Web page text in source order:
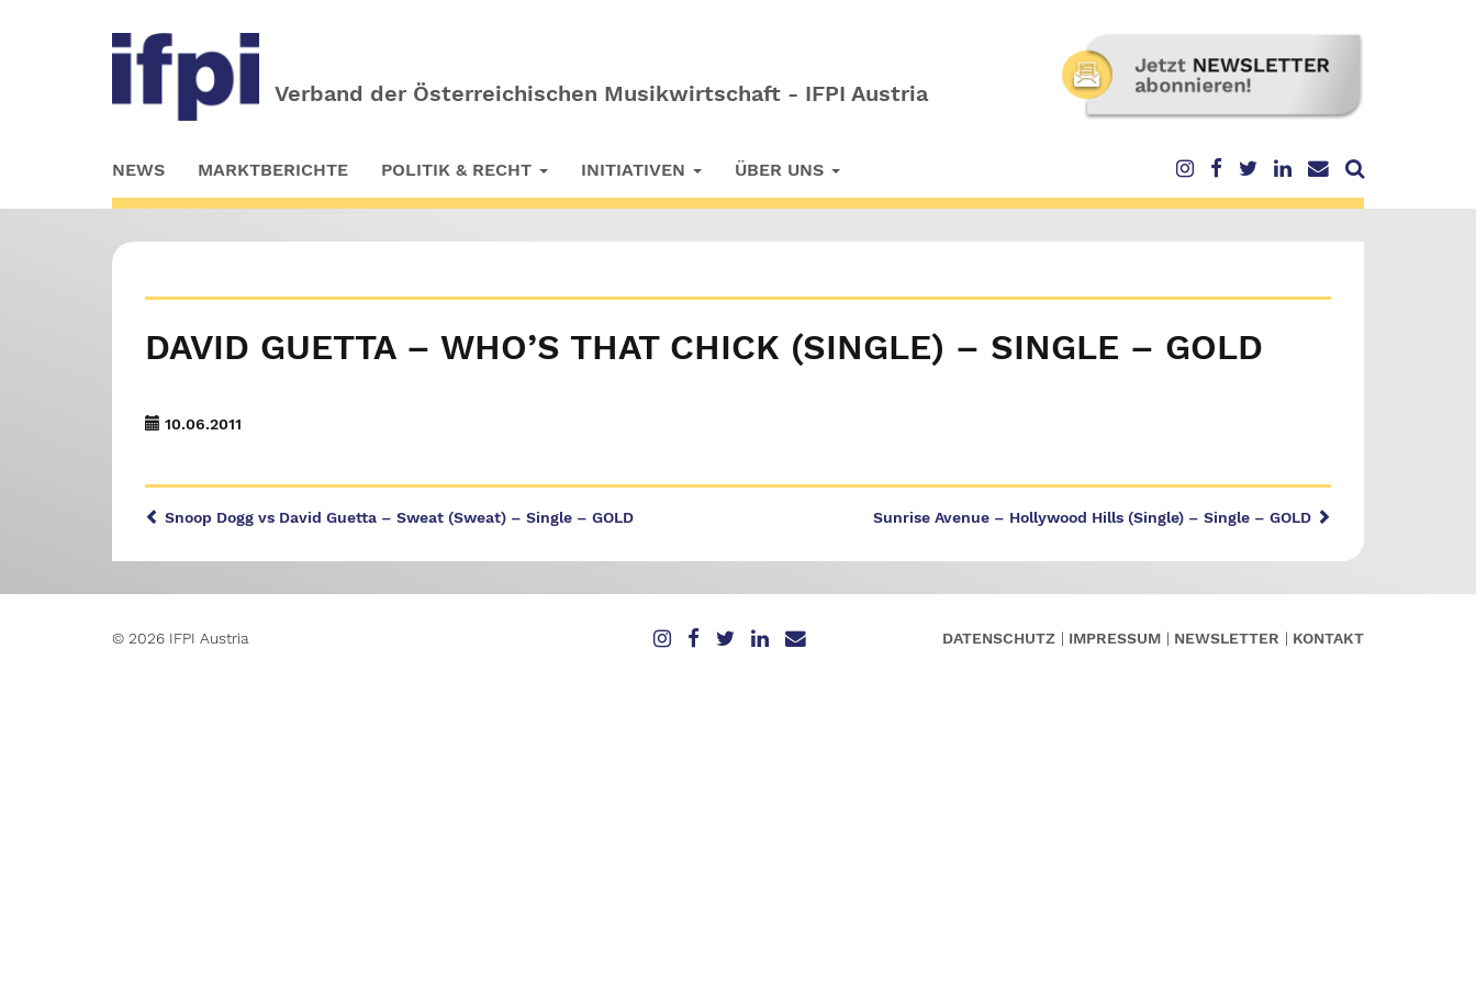
Verband der Österreichischen Musikwirtschaft - IFPI Austria
to
main
NEWS MARKTBERICHTE POLITIK & RECHT INITIATIVEN ÜBER UNS
DAVID GUETTA – WHO’S THAT CHICK (SINGLE) – SINGLE – GOLD
10.06.2011
Sunrise Avenue – Hollywood Hills (Single) – Single – GOLD
Snoop Dogg vs David Guetta – Sweat (Sweat) – Single – GOLD
© 2026 IFPI Austria DATENSCHUTZ IMPRESSUM NEWSLETTER KONTAKT